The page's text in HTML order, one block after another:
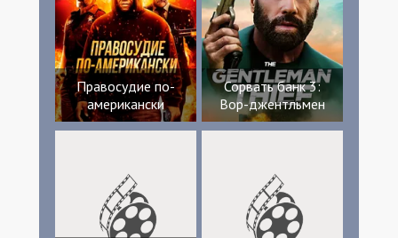
Правосудие по-
американски
Сорвать банк 3:
Вор-джентльмен